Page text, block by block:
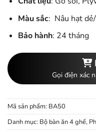
Màu sắc: Nâu hạt
Bảo hành: 24 tháng
Gọi điện xác
Mã sản phẩm: BA50
Danh mục: Bộ bàn ăn 4 ghế,